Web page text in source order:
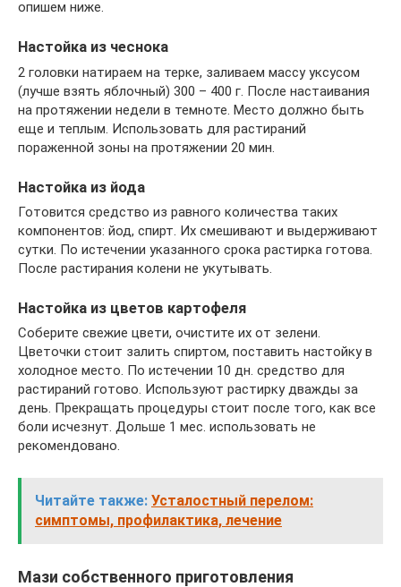
опишем ниже.
Настойка из чеснока
2 головки натираем на терке, заливаем массу уксусом
(лучше взять яблочный) 300 – 400 г. После настаивания
на протяжении недели в темноте. Место должно быть
еще и теплым. Использовать для растираний
пораженной зоны на протяжении 20 мин.
Настойка из йода
Готовится средство из равного количества таких
компонентов: йод, спирт. Их смешивают и выдерживают
сутки. По истечении указанного срока растирка готова.
После растирания колени не укутывать.
Настойка из цветов картофеля
Соберите свежие цвети, очистите их от зелени.
Цветочки стоит залить спиртом, поставить настойку в
холодное место. По истечении 10 дн. средство для
растираний готово. Используют растирку дважды за
день. Прекращать процедуры стоит после того, как все
боли исчезнут. Дольше 1 мес. использовать не
рекомендовано.
Читайте также: Усталостный перелом:
симптомы, профилактика, лечение
Мази собственного приготовления